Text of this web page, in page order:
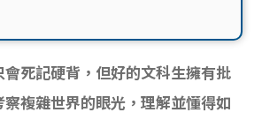
死記硬背，但好的文科生擁有批
複雜世界的眼光，理解並懂得如